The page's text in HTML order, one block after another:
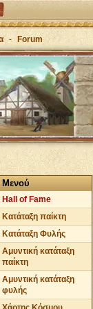
- Forum
Μενού
Hall of Fame
Κατάταξη παίκτη
Κατάταξη Φυλής
Αμυντική κατάταξη
παίκτη
Αμυντική κατάταξη
φυλής